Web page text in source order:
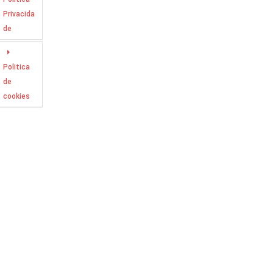
Privacida
de
Politica
de
cookies